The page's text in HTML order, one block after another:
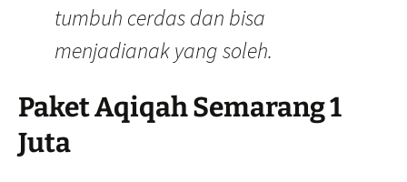
tumbuh cerdas dan bisa
menjadianak yang soleh.
Paket Aqiqah Semarang 1
Juta